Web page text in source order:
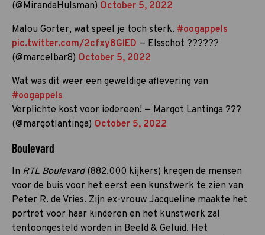
(@MirandaHulsman) October 5, 2022
Malou Gorter, wat speel je toch sterk. #oogappels
pic.twitter.com/2cfxy8GlED — Elsschot ??????
(@marcelbar8) October 5, 2022
Wat was dit weer een geweldige aflevering van
#oogappels
Verplichte kost voor iedereen! — Margot Lantinga ???
(@margotlantinga) October 5, 2022
Boulevard
In RTL Boulevard(882.000 kijkers) kregen de mensen
voor de buis voor het eerst een kunstwerk te zien van
Peter R. de Vries. Zijn ex-vrouw Jacqueline maakte het
portret voor haar kinderen en het kunstwerk zal
tentoongesteld worden in Beeld & Geluid. Het